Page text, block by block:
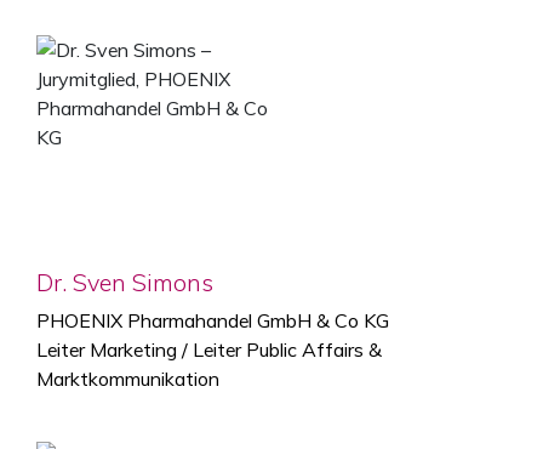
Dr. Sven Simons
PHOENIX Pharmahandel GmbH & Co KG
Leiter Marketing / Leiter Public Affairs &
Marktkommunikation